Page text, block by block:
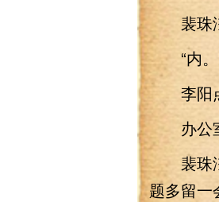
裴珠泫
“内。
李阳点
办公室
裴珠泫
题多留一